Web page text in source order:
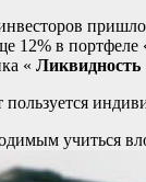
12% в
« Ликвидность
пользуется
учиться